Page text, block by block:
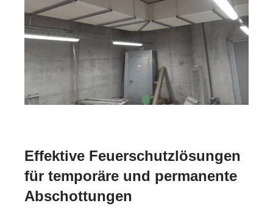
Effektive Feuerschutzlösungen
für temporäre und permanente
Abschottungen